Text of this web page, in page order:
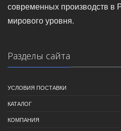
современных производств в
мирового уровня.
Разделы сайта
УСЛОВИЯ ПОСТАВКИ
КАТАЛОГ
КОМПАНИЯ